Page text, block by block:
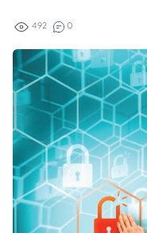
492 0